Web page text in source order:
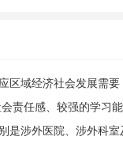
区域经济社会发展需
责任感、较强的学习
是涉外医院、涉外科